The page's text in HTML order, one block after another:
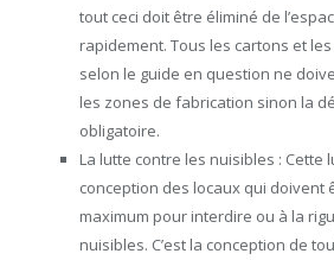
tout ceci doit être éliminé de
rapidement. Tous les cartons et
selon le guide en question ne
les zones de fabrication sinon la
obligatoire.
La lutte contre les nuisibles : Cette
conception des locaux qui doivent
maximum pour interdire ou à la
nuisibles. C’est la conception de